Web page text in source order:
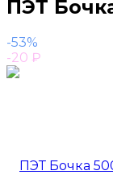
ПЭТ
-53%
-20 ₽